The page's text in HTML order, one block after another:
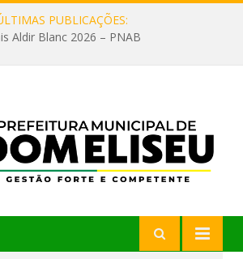
PUBLICAÇÕES:
Aldir Blanc 2026 – PNAB